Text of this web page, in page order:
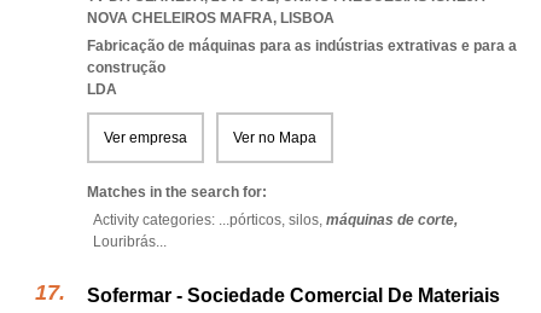
NOVA CHELEIROS MAFRA, LISBOA
Fabricação de máquinas para as indústrias extrativas e para a
construção
LDA
Ver empresa Ver no Mapa
Matches in the search for:
Activity categories: ...pórticos, silos, máquinas de corte,
Louribrás...
Sofermar - Sociedade Comercial De Materiais